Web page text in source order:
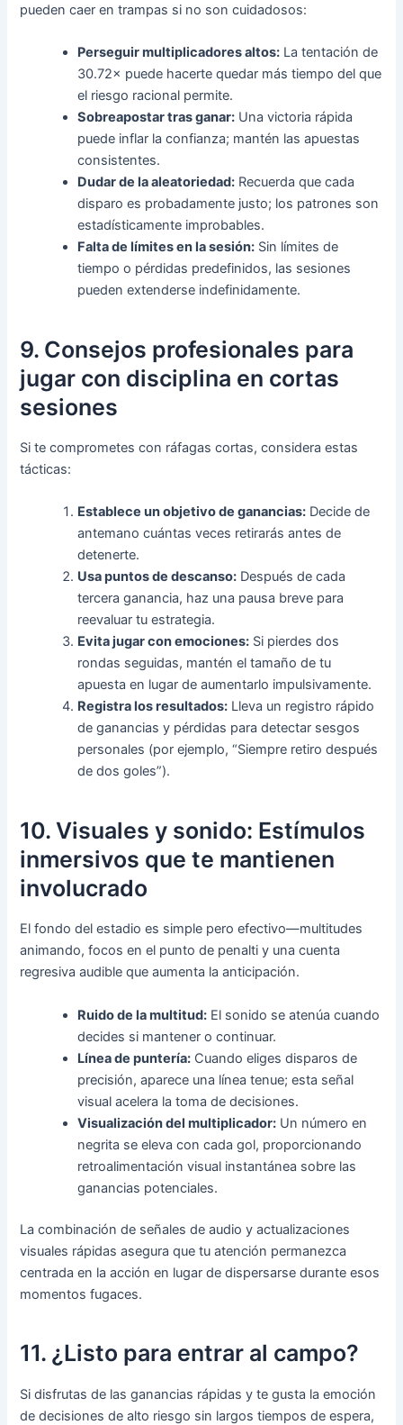
pueden caer en trampas si no son cuidadosos:
Perseguir multiplicadores altos: La tentación de
30.72× puede hacerte quedar más tiempo del que
el riesgo racional permite.
Sobreapostar tras ganar: Una victoria rápida
puede inflar la confianza; mantén las apuestas
consistentes.
Dudar de la aleatoriedad: Recuerda que cada
disparo es probadamente justo; los patrones son
estadísticamente improbables.
Falta de límites en la sesión: Sin límites de
tiempo o pérdidas predefinidos, las sesiones
pueden extenderse indefinidamente.
9. Consejos profesionales para
jugar con disciplina en cortas
sesiones
Si te comprometes con ráfagas cortas, considera estas
tácticas:
Establece un objetivo de ganancias: Decide de
antemano cuántas veces retirarás antes de
detenerte.
Usa puntos de descanso: Después de cada
tercera ganancia, haz una pausa breve para
reevaluar tu estrategia.
Evita jugar con emociones: Si pierdes dos
rondas seguidas, mantén el tamaño de tu
apuesta en lugar de aumentarlo impulsivamente.
Registra los resultados: Lleva un registro rápido
de ganancias y pérdidas para detectar sesgos
personales (por ejemplo, “Siempre retiro después
de dos goles”).
10. Visuales y sonido: Estímulos
inmersivos que te mantienen
involucrado
El fondo del estadio es simple pero efectivo—multitudes
animando, focos en el punto de penalti y una cuenta
regresiva audible que aumenta la anticipación.
Ruido de la multitud: El sonido se atenúa cuando
decides si mantener o continuar.
Línea de puntería: Cuando eliges disparos de
precisión, aparece una línea tenue; esta señal
visual acelera la toma de decisiones.
Visualización del multiplicador: Un número en
negrita se eleva con cada gol, proporcionando
retroalimentación visual instantánea sobre las
ganancias potenciales.
La combinación de señales de audio y actualizaciones
visuales rápidas asegura que tu atención permanezca
centrada en la acción en lugar de dispersarse durante esos
momentos fugaces.
11. ¿Listo para entrar al campo?
Si disfrutas de las ganancias rápidas y te gusta la emoción
de decisiones de alto riesgo sin largos tiempos de espera,